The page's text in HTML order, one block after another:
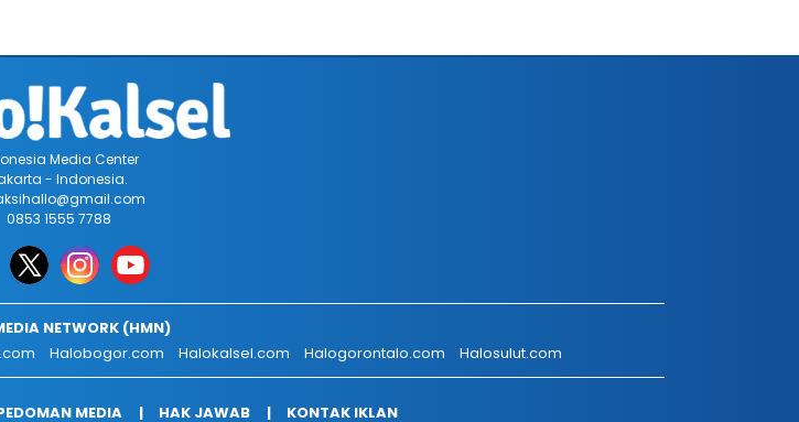
Media Center
- Indonesia.
0853 1555 7788
NETWORK (HMN)
Halobogor.com Halokalsel.com Halogorontalo.com Halosulut.com
MEDIA HAK JAWAB KONTAK IKLAN